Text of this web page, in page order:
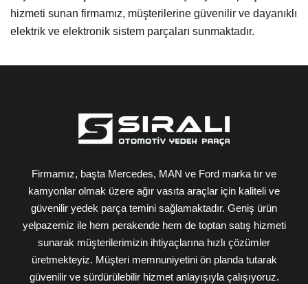
hizmeti sunan firmamız, müşterilerine güvenilir ve dayanıklı
elektrik ve elektronik sistem parçaları sunmaktadır.
Firmamız, başta Mercedes, MAN ve Ford marka tır ve
kamyonlar olmak üzere ağır vasıta araçlar için kaliteli ve
güvenilir yedek parça temini sağlamaktadır. Geniş ürün
yelpazemiz ile hem perakende hem de toptan satış hizmeti
sunarak müşterilerimizin ihtiyaçlarına hızlı çözümler
üretmekteyiz. Müşteri memnuniyetini ön planda tutarak
güvenilir ve sürdürülebilir hizmet anlayışıyla çalışıyoruz.